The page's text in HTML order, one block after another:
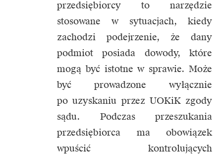
przedsiębiorcy to narzędzie
stosowane w sytuacjach, kiedy
zachodzi podejrzenie, że dany
podmiot posiada dowody, które
mogą być istotne w sprawie. Może
być prowadzone wyłącznie
po uzyskaniu przez UOKiK zgody
sądu. Podczas przeszukania
przedsiębiorca ma obowiązek
wpuścić kontrolujących